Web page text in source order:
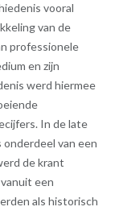
vooral
van de
professionele
en zijn
werd hiermee
In de late
van een
de krant
een
als historisch